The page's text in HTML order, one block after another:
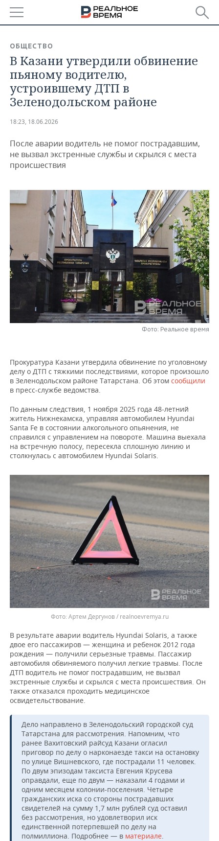
БАШКОРТОСТАН
ТАТАРСТАН
УДМУРТИЯ
НОВОСТИ
АНАЛИТИКА
НОВОСТИ АНАЛИТИКИ
ДЕКЛАРАЦИИ О ДОХОДАХ
КОРОЛИ ГОСЗАКАЗА ПФО
ВУЗЫ ТАТАРСТАНА
КОМУ ПРИНАДЛЕЖАТ
ТОРГОВЫЕ ЦЕНТРЫ
ТАТАРСТАНА
ЭКОНОМИКА
НОВОСТИ ЭКОНОМИКИ
ФИНАНСЫ
БАНКИ
БЮДЖЕТ
ИНВЕСТИЦИИ
ПРОМЫШЛЕННОСТЬ
НОВОСТИ
ПРОМЫШЛЕННОСТИ
МАШИНОСТРОЕНИЕ
НЕФТЕХИМИЯ
ОПК
ЭНЕРГЕТИКА
НЕДВИЖИМОСТЬ
НОВОСТИ НЕДВИЖИМОСТИ
АВТО
НОВОСТИ АВТО
БИЗНЕС
НОВОСТИ БИЗНЕСА
РОЗНИЧНАЯ ТОРГОВЛЯ
ТРАНСПОРТ
УСЛУГИ
ТЕХНОЛОГИИ
НОВОСТИ ТЕХНОЛОГИЙ
IT
МЕДИА
ТЕЛЕКОММУНИКАЦИИ
МЕРОПРИЯТИЯ
НОВОСТИ МЕРОПРИЯТИЙ
ВЫЕЗДНАЯ РЕДАКЦИЯ
БИЗНЕС-БРАНЧИ
СПОРТ
НОВОСТИ СПОРТА
ФУТБОЛ
ВОЛЕЙБОЛ
КИБЕРСПОРТ
ФИГУРНОЕ КАТАНИЕ
ВОДНЫЕ ВИДЫ СПОРТА
ХОККЕЙ С МЯЧОМ
ОБЩЕСТВО
НОВОСТИ ОБЩЕСТВА
ИСТОРИЯ
КУЛЬТУРА
МЕДИЦИНА
ОБРАЗОВАНИЕ
ПРОИСШЕСТВИЯ
ФОТОГАЛЕРЕЯ
СПИСОК ПЕРСОН
СПИСОК КОМПАНИЙ
ПОЛНАЯ ВЕРСИЯ
ОБЩЕСТВО
В Казани утвердили обвинение
пьяному водителю,
устроившему ДТП в
Зеленодольском районе
18:23, 18.06.2026
После аварии водитель не помог пострадавшим,
не вызвал экстренные службы и скрылся с места
происшествия
Фото: Реальное время
Прокуратура Казани утвердила обвинение по уголовному
делу о ДТП с тяжкими последствиями, которое произошло
в Зеленодольском районе Татарстана. Об этом сообщили
в пресс-службе ведомства.
По данным следствия, 1 ноября 2025 года 48-летний
житель Нижнекамска, управляя автомобилем Hyundai
Santa Fe в состоянии алкогольного опьянения, не
справился с управлением на повороте. Машина выехала
на встречную полосу, пересекла сплошную линию и
столкнулась с автомобилем Hyundai Solaris.
Артем Дергунов / realnoevremya.ru
В результате аварии водитель Hyundai Solaris, а также
двое его пассажиров — женщина и ребенок 2012 года
рождения — получили серьезные травмы. Пассажир
автомобиля обвиняемого получил легкие травмы. После
ДТП водитель не помог пострадавшим, не вызвал
экстренные службы и скрылся с места происшествия. Он
также отказался проходить медицинское
освидетельствование.
Дело направлено в Зеленодольский городской суд
Татарстана для рассмотрения. Напомним, что
ранее Вахитовский райсуд Казани огласил
приговор по делу о нарконаезде такси на остановку
по улице Вишневского, где пострадали 11 человек.
По двум эпизодам таксиста Евгения Крусева
оправдали, еще по двум — наказали 4 годами и
одним месяцем колонии-поселения. Четыре
гражданских иска со стороны пострадавших
свидетелей на сумму 1,7 млн рублей суд оставил
без рассмотрения, но удовлетворил иск
единственной потерпевшей по делу на
полмиллиона. Подробнее — в материале